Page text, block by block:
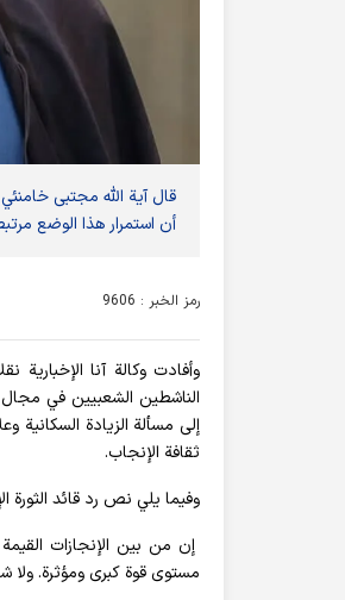
قال آية الله مجتبى
أن استمرار هذا الوضع
رمز الخبر : 9606
وأفادت وکالة آنا الإخباریة
الناشطين الشعبيين في مجال
إلى مسألة الزيادة
ثقافة الإنجاب.
وفيما يلي نص رد قائد الثورة
إن من بین الإنجازات
مستوى قوة کبری ومؤثرة. ولا